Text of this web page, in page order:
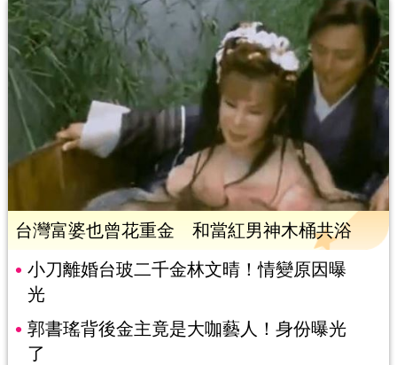
台灣富婆也曾花重金 和當紅男神木桶共浴
小刀離婚台玻二千金林文晴！情變原因曝
光
郭書瑤背後金主竟是大咖藝人！身份曝光
了